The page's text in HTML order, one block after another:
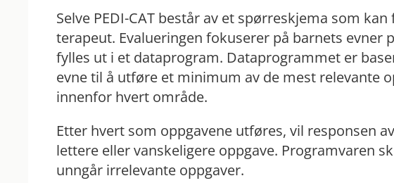
Selve PEDI-CAT består av et spørreskjema som
terapeut. Evalueringen fokuserer på barnets
fylles ut i et dataprogram. Dataprogrammet er
evne til å utføre et minimum av de mest relevante
innenfor hvert område.
Etter hvert som oppgavene utføres, vil responsen
lettere eller vanskeligere oppgave. Programvaren
unngår irrelevante oppgaver.